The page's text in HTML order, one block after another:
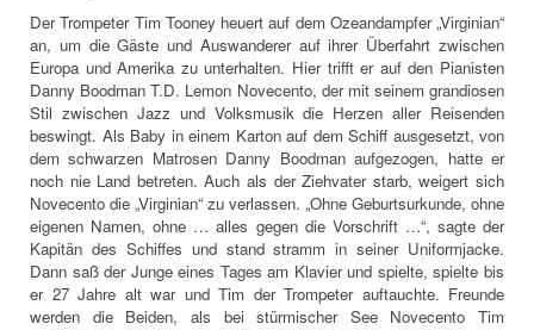
Der Trompeter Tim Tooney heuert auf dem Ozeandampfer „Virginian“
an, um die Gäste und Auswanderer auf ihrer Überfahrt zwischen
Europa und Amerika zu unterhalten. Hier trifft er auf den Pianisten
Danny Boodman T.D. Lemon Novecento, der mit seinem grandiosen
Stil zwischen Jazz und Volksmusik die Herzen aller Reisenden
beswingt. Als Baby in einem Karton auf dem Schiff ausgesetzt, von
dem schwarzen Matrosen Danny Boodman aufgezogen, hatte er
noch nie Land betreten. Auch als der Ziehvater starb, weigert sich
Novecento die „Virginian“ zu verlassen. „Ohne Geburtsurkunde, ohne
eigenen Namen, ohne … alles gegen die Vorschrift …“, sagte der
Kapitän des Schiffes und stand stramm in seiner Uniformjacke.
Dann saß der Junge eines Tages am Klavier und spielte, spielte bis
er 27 Jahre alt war und Tim der Trompeter auftauchte. Freunde
werden die Beiden, als bei stürmischer See Novecento Tim